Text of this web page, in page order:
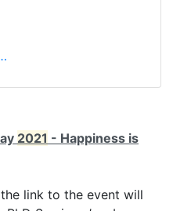
2021 - Happiness is
link to the event will